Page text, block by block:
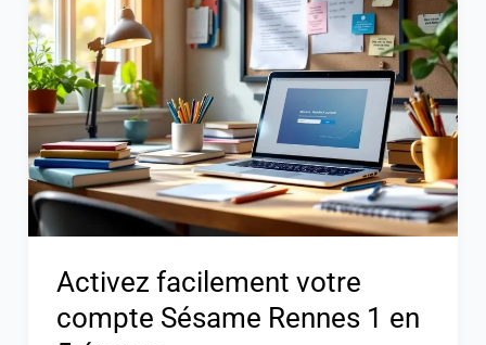
Activez facilement votre
compte Sésame Rennes 1 en
votre
compte
Sésame
Rennes
1
en
5
étapes